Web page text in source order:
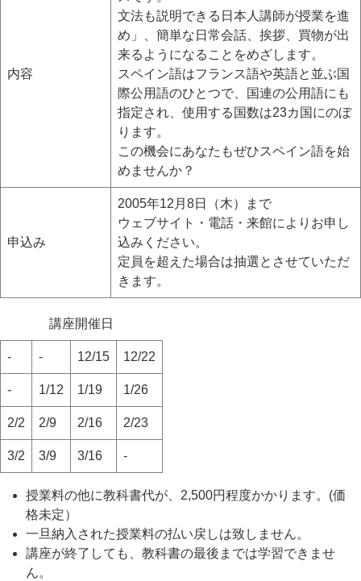
内容
文法も説明できる日本人講師が授業を進
め」、簡単な日常会話、挨拶、買物が出
来るようになることをめざします。
スペイン語はフランス語や英語と並ぶ国
際公用語のひとつで、国連の公用語にも
指定され、使用する国数は23カ国にのぼ
ります。
この機会にあなたもぜひスペイン語を始
めませんか？
申込み
2005年12月8日（木）まで
ウェブサイト・電話・来館によりお申し
込みください。
定員を超えた場合は抽選とさせていただ
きます。
講座開催日
- - 12/15 12/22
- 1/12 1/19 1/26
2/2 2/9 2/16 2/23
3/2 3/9 3/16 -
授業料の他に教科書代が、2,500円程度かかります。(価
格未定）
一旦納入された授業料の払い戻しは致しません。
講座が終了しても、教科書の最後までは学習できませ
ん。